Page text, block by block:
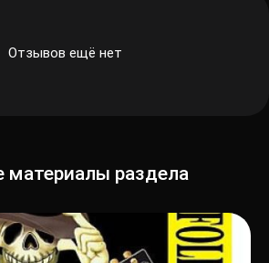
Отзывов ещё нет
материалы раздела